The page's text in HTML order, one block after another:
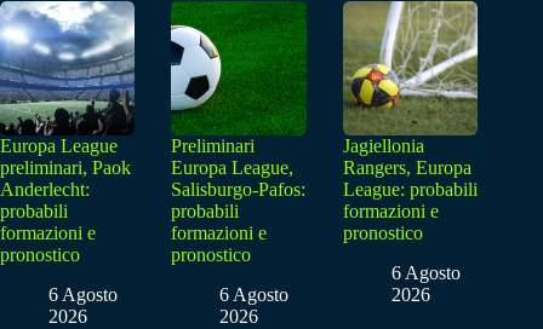
Europa League
preliminari, Paok
Anderlecht:
probabili
formazioni e
pronostico
6 Agosto
2026
Preliminari
Europa League,
Salisburgo-Pafos:
probabili
formazioni e
pronostico
6 Agosto
2026
Jagiellonia
Rangers, Europa
League: probabili
formazioni e
pronostico
6 Agosto
2026